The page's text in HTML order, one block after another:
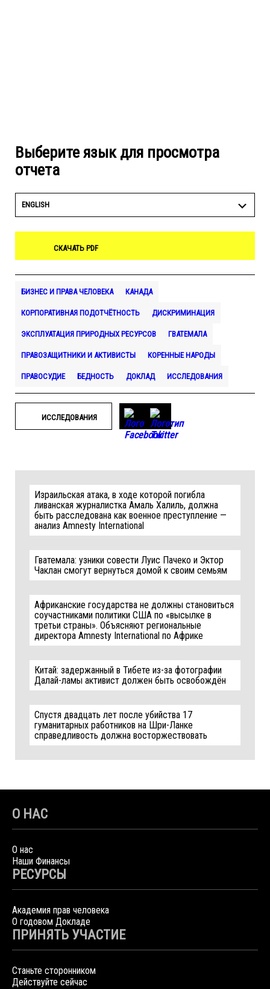
Выберите язык для просмотра
отчета
ENGLISH
СКАЧАТЬ PDF
БИЗНЕС И ПРАВА ЧЕЛОВЕКА КАНАДА
КОРПОРАТИВНАЯ ПОДОТЧЁТНОСТЬ ДИСКРИМИНАЦИЯ
ЭКСПЛУАТАЦИЯ ПРИРОДНЫХ РЕСУРСОВ ГВАТЕМАЛА
ПРАВОЗАЩИТНИКИ И АКТИВИСТЫ КОРЕННЫЕ НАРОДЫ
ПРАВОСУДИЕ БЕДНОСТЬ ДОКЛАД ИССЛЕДОВАНИЯ
ИССЛЕДОВАНИЯ
Израильская атака, в ходе которой погибла
ливанская журналистка Амаль Халиль, должна
быть расследована как военное преступление —
анализ Amnesty International
Гватемала: узники совести Луис Пачеко и Эктор
Чаклан смогут вернуться домой к своим семьям
Африканские государства не должны становиться
соучастниками политики США по «высылке в
третьи страны». Объясняют региональные
директора Amnesty International по Африке
Китай: задержанный в Тибете из-за фотографии
Далай-ламы активист должен быть освобождён
Спустя двадцать лет после убийства 17
гуманитарных работников на Шри-Ланке
справедливость должна восторжествовать
О НАС
О нас
Наши Финансы
РЕСУРСЫ
Академия прав человека
О годовом Докладе
ПРИНЯТЬ УЧАСТИЕ
Станьте сторонником
Действуйте сейчас